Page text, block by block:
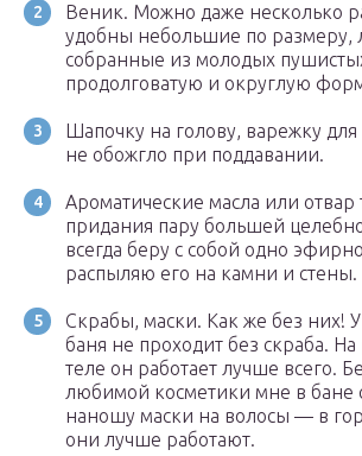
Веник. Можно даже несколько
удобны небольшие по размеру,
собранные из молодых
продолговатую и округлую
Шапочку на голову, варежку для
не обожгло при поддавании.
Ароматические масла или отвар
придания пару большей
всегда беру с собой одно
распыляю его на камни и стены.
Скрабы, маски. Как же без них!
баня не проходит без скраба.
теле он работает лучше всего.
любимой косметики мне в бане
наношу маски на волосы — в
они лучше работают.